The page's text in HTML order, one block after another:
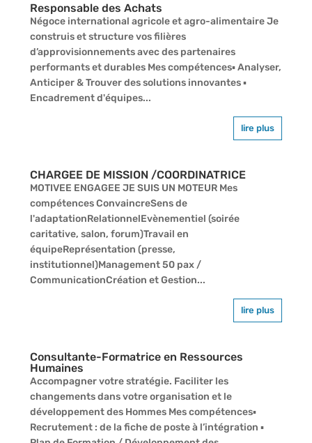
Responsable des Achats
Négoce international agricole et agro-alimentaire Je
construis et structure vos filières
d’approvisionnements avec des partenaires
performants et durables Mes compétences▪ Analyser,
Anticiper & Trouver des solutions innovantes ▪
Encadrement d'équipes...
lire plus
CHARGEE DE MISSION /COORDINATRICE
MOTIVEE ENGAGEE JE SUIS UN MOTEUR Mes
compétences ConvaincreSens de
l'adaptationRelationnelEvènementiel (soirée
caritative, salon, forum)Travail en
équipeReprésentation (presse,
institutionnel)Management 50 pax /
CommunicationCréation et Gestion...
lire plus
Consultante-Formatrice en Ressources
Humaines
Accompagner votre stratégie. Faciliter les
changements dans votre organisation et le
développement des Hommes Mes compétences▪
Recrutement : de la fiche de poste à l’intégration ▪